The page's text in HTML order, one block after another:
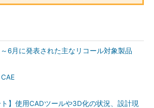
6月に発表された主なリコール対象製品
ト】使用CADツールや3D化の状況、設計現